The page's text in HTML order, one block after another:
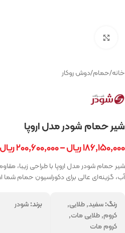
خانه/حمام/دوش روکار
شیر حمام شودر مدل اروپا
۱۸۶,۱۵۰,۰۰۰ریال–۲۰۰,۶۰۰,۰۰۰ریال
شیر حمام شودر مدل اروپا با طراحی زیبا،
آب، گزینه‌ای عالی برای دکوراسیون حمام
رنگ:سفید, طلایی,
کروم, طلایی مات,
کروم مات
برند:شودر